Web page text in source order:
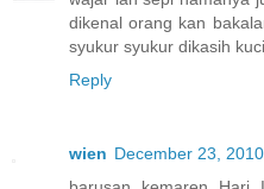
dikenal orang kan
syukur syukur dikasih
Reply
wien December 23,